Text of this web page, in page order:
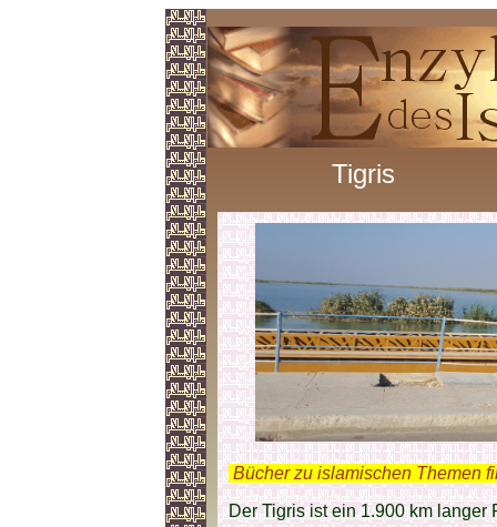
Tigris
Bücher zu islamischen Themen
Der Tigris ist ein 1.900 km langer